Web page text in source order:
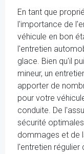
En tant que
l'importance de
véhicule en bon
l'entretien
glace. Bien qu'il
mineur, un
apporter de
pour votre
conduite. De
sécurité
dommages et de
l'entretien régulier